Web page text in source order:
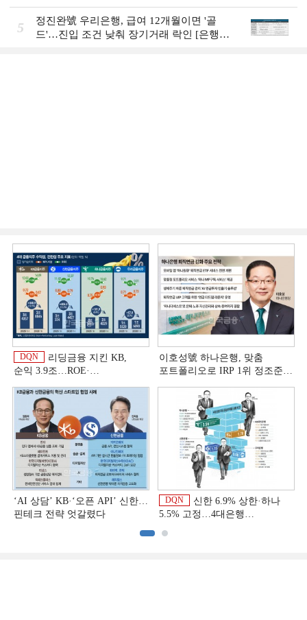
Review]]
5
정진완號 우리은행, 급여 12개월이면 '골
드'…진입 조건 낮춰 장기거래 락인 [은행권
DQN
리딩금융 지킨 KB,
순익 3.9조…ROE·
상반기 금융 리그테이블]
이호성號 하나은행, 맞춤
포트폴리오로 IRP 1위 정조준
‘AI 상담’ KB·‘오픈 API’ 신한…
핀테크 전략 엇갈렸다
DQN
신한 6.9% 상한·하나
5.5% 고정…4대은행